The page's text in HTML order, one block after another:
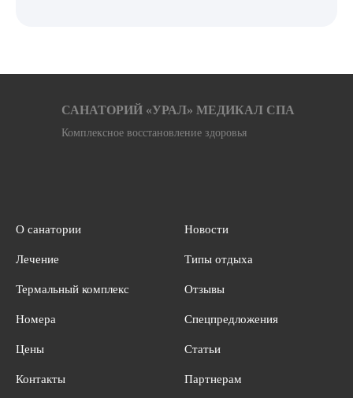
САНАТОРИЙ «УРАЛ» МЕДИКАЛ СПА
Комплексное восстановление здоровья
О санатории
Лечение
Термальный комплекс
Номера
Цены
Контакты
Новости
Типы отдыха
Отзывы
Спецпредложения
Статьи
Партнерам